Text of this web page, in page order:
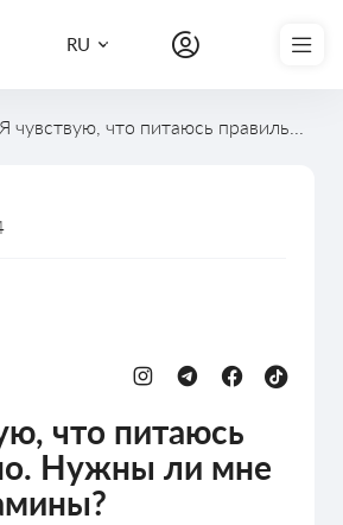
RU
что питаюсь
Нужны ли мне